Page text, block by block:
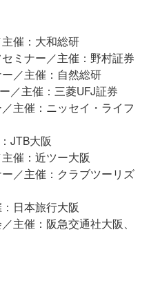
催：大和総研
ミナー／主催：野村証券
／主催：自然総研
／主催：三菱UFJ証券
主催：ニッセイ・ライフ
JTB大阪
催：近ツー大阪
／主催：クラブツーリズ
日本旅行大阪
主催：阪急交通社大阪、